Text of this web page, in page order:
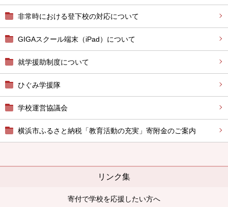
非常時における登下校の対応について
GIGAスクール端末（iPad）について
就学援助制度について
ひぐみ学援隊
学校運営協議会
横浜市ふるさと納税「教育活動の充実」寄附金のご案内
リンク集
寄付で学校を応援したい方へ